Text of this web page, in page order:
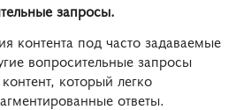
запросы.
контента под часто задаваемые
вопросительные запросы
который легко
ответы.